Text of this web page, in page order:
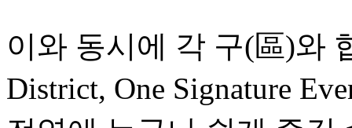
이와 동시에 각 구(區)와
District, One Signature